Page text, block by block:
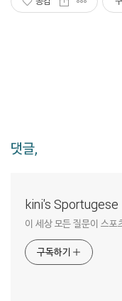
댓글,
kini's Sportugese
이 세상 모든 질문이 스포
구독하기